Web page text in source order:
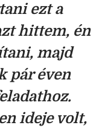
ezt a
hittem, én
majd
pár éven
ideje volt,